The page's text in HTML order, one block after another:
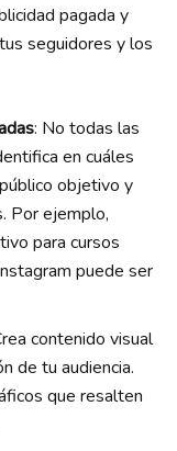
pagada y
seguidores y los
: No todas las
en cuáles
objetivo y
Por ejemplo,
para cursos
puede ser
contenido visual
de tu audiencia.
que resalten